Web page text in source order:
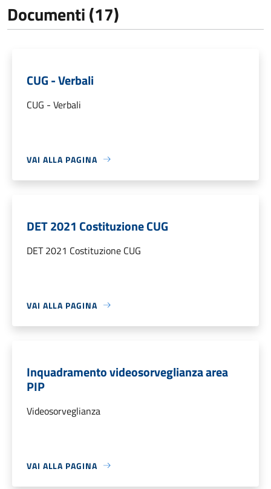
Documenti (17)
CUG - Verbali
CUG - Verbali
VAI ALLA PAGINA
DET 2021 Costituzione CUG
DET 2021 Costituzione CUG
VAI ALLA PAGINA
Inquadramento videosorveglianza area
PIP
Videosorveglianza
VAI ALLA PAGINA